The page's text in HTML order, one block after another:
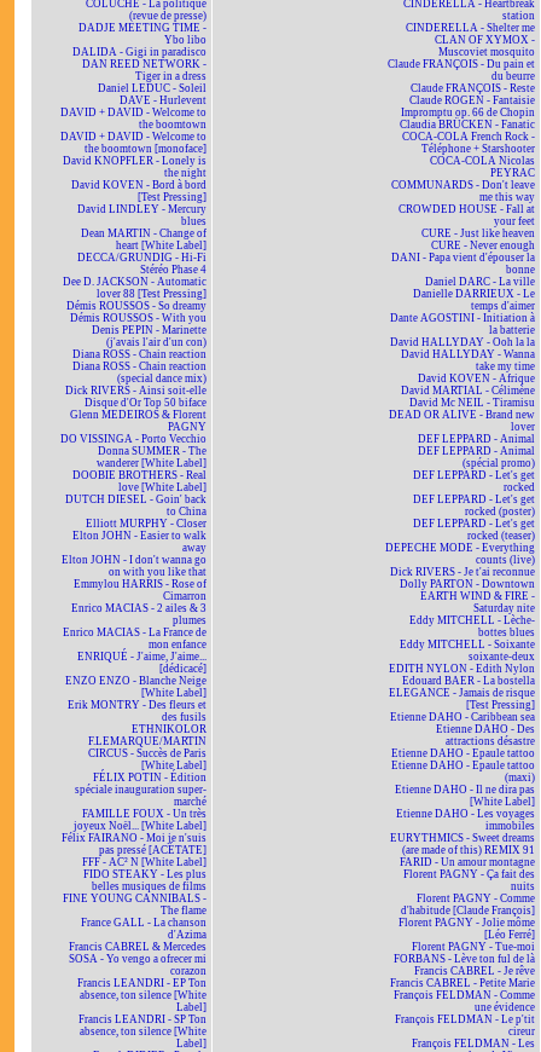
COLUCHE - La politique
(revue de presse)
DADJE MEETING TIME -
Ybo libo
DALIDA - Gigi in paradisco
DAN REED NETWORK -
Tiger in a dress
Daniel LEDUC - Soleil
DAVE - Hurlevent
DAVID + DAVID - Welcome to
the boomtown
DAVID + DAVID - Welcome to
the boomtown [monoface]
David KNOPFLER - Lonely is
the night
David KOVEN - Bord à bord
[Test Pressing]
David LINDLEY - Mercury
blues
Dean MARTIN - Change of
heart [White Label]
DECCA/GRUNDIG - Hi-Fi
Stéréo Phase 4
Dee D. JACKSON - Automatic
lover 88 [Test Pressing]
Démis ROUSSOS - So dreamy
Démis ROUSSOS - With you
Denis PEPIN - Marinette
(j'avais l'air d'un con)
Diana ROSS - Chain reaction
Diana ROSS - Chain reaction
(special dance mix)
Dick RIVERS - Ainsi soit-elle
Disque d'Or Top 50 biface
Glenn MEDEIROS & Florent
PAGNY
DO VISSINGA - Porto Vecchio
Donna SUMMER - The
wanderer [White Label]
DOOBIE BROTHERS - Real
love [White Label]
DUTCH DIESEL - Goin' back
to China
Elliott MURPHY - Closer
Elton JOHN - Easier to walk
away
Elton JOHN - I don't wanna go
on with you like that
Emmylou HARRIS - Rose of
Cimarron
Enrico MACIAS - 2 ailes & 3
plumes
Enrico MACIAS - La France de
mon enfance
ENRIQUÉ - J'aime, J'aime...
[dédicacé]
ENZO ENZO - Blanche Neige
[White Label]
Erik MONTRY - Des fleurs et
des fusils
ETHNIKOLOR
F.LEMARQUE/MARTIN
CIRCUS - Succès de Paris
[White Label]
FÉLIX POTIN - Édition
spéciale inauguration super-
marché
FAMILLE FOUX - Un très
joyeux Noël... [White Label]
Félix FAIRANO - Moi je n'suis
pas pressé [ACÉTATE]
FFF - AC² N [White Label]
FIDO STEAKY - Les plus
belles musiques de films
FINE YOUNG CANNIBALS -
The flame
France GALL - La chanson
d'Azima
Francis CABREL & Mercedes
SOSA - Yo vengo a ofrecer mi
corazon
Francis LEANDRI - EP Ton
absence, ton silence [White
Label]
Francis LEANDRI - SP Ton
absence, ton silence [White
Label]
CINDERELLA - Heartbreak
station
CINDERELLA - Shelter me
CLAN OF XYMOX -
Muscoviet mosquito
Claude FRANÇOIS - Du pain et
du beurre
Claude FRANÇOIS - Reste
Claude ROGEN - Fantaisie
Impromptu op. 66 de Chopin
Claudia BRÜCKEN - Fanatic
COCA-COLA French Rock -
Téléphone + Starshooter
COCA-COLA Nicolas
PEYRAC
COMMUNARDS - Don't leave
me this way
CROWDED HOUSE - Fall at
your feet
CURE - Just like heaven
CURE - Never enough
DANI - Papa vient d'épouser la
bonne
Daniel DARC - La ville
Danielle DARRIEUX - Le
temps d'aimer
Dante AGOSTINI - Initiation à
la batterie
David HALLYDAY - Ooh la la
David HALLYDAY - Wanna
take my time
David KOVEN - Afrique
David MARTIAL - Célimène
David Mc NEIL - Tiramisu
DEAD OR ALIVE - Brand new
lover
DEF LEPPARD - Animal
DEF LEPPARD - Animal
(spécial promo)
DEF LEPPARD - Let's get
rocked
DEF LEPPARD - Let's get
rocked (poster)
DEF LEPPARD - Let's get
rocked (teaser)
DEPECHE MODE - Everything
counts (live)
Dick RIVERS - Je t'ai reconnue
Dolly PARTON - Downtown
EARTH WIND & FIRE -
Saturday nite
Eddy MITCHELL - Lèche-
bottes blues
Eddy MITCHELL - Soixante
soixante-deux
EDITH NYLON - Edith Nylon
Edouard BAER - La bostella
ELEGANCE - Jamais de risque
[Test Pressing]
Etienne DAHO - Caribbean sea
Etienne DAHO - Des
attractions désastre
Etienne DAHO - Epaule tattoo
Etienne DAHO - Epaule tattoo
(maxi)
Etienne DAHO - Il ne dira pas
[White Label]
Etienne DAHO - Les voyages
immobiles
EURYTHMICS - Sweet dreams
(are made of this) REMIX 91
FARID - Un amour montagne
Florent PAGNY - Ça fait des
nuits
Florent PAGNY - Comme
d'habitude [Claude François]
Florent PAGNY - Jolie môme
[Léo Ferré]
Florent PAGNY - Tue-moi
FORBANS - Lève ton ful de là
Francis CABREL - Je rêve
Francis CABREL - Petite Marie
François FELDMAN - Comme
une évidence
François FELDMAN - Le p'tit
cireur
François FELDMAN - Les